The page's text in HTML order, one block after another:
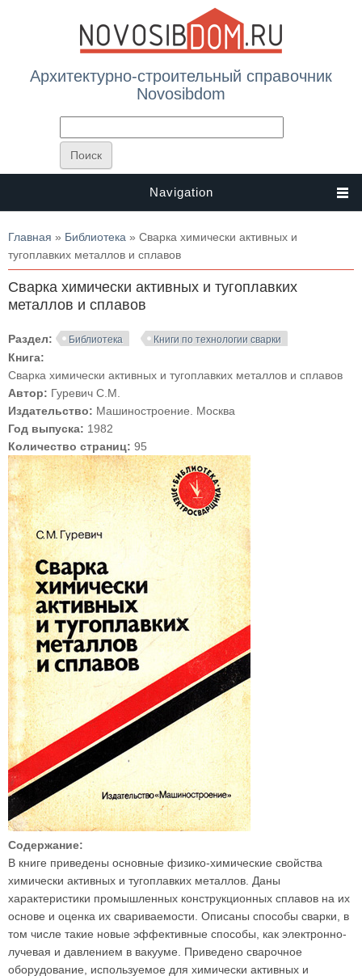
Архитектурно-строительный справочник
Novosibdom
Navigation
Вы здесь
Главная » Библиотека » Сварка химически активных и
тугоплавких металлов и сплавов
Сварка химически активных и тугоплавких
металлов и сплавов
Раздел: Библиотека Книги по технологии сварки
Книга:
Сварка химически активных и тугоплавких металлов и сплавов
Автор: Гуревич С.М.
Издательство: Машиностроение. Москва
Год выпуска: 1982
Количество страниц: 95
Содержание:
В книге приведены основные физико-химические свойства
химически активных и тугоплавких металлов. Даны
характеристики промышленных конструкционных сплавов на их
основе и оценка их свариваемости. Описаны способы сварки, в
том числе такие новые эффективные способы, как электронно-
лучевая и давлением в вакууме. Приведено сварочное
оборудование, используемое для химически активных и